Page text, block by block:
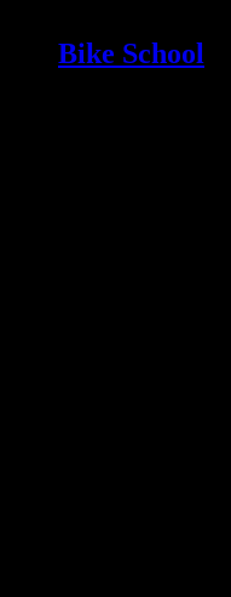
Bike School